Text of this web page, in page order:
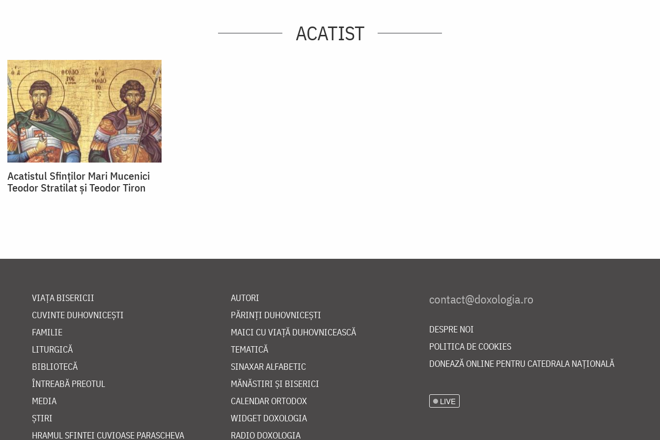
ACATIST
Acatistul Sfinților Mari Mucenici
Teodor Stratilat și Teodor Tiron
VIAȚA BISERICII
CUVINTE DUHOVNICEȘTI
FAMILIE
LITURGICĂ
BIBLIOTECĂ
ÎNTREABĂ PREOTUL
MEDIA
ȘTIRI
HRAMUL SFINTEI CUVIOASE PARASCHEVA
AUTORI
PĂRINȚI DUHOVNICEȘTI
MAICI CU VIAȚĂ DUHOVNICEASCĂ
TEMATICĂ
SINAXAR ALFABETIC
MĂNĂSTIRI ȘI BISERICI
CALENDAR ORTODOX
WIDGET DOXOLOGIA
RADIO DOXOLOGIA
DESPRE NOI
POLITICA DE COOKIES
DONEAZĂ ONLINE PENTRU CATEDRALA NAȚIONALĂ
LIVE